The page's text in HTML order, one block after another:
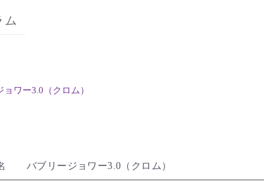
ム
ワー3.0（クロム）
バブリージョワー3.0（クロム）